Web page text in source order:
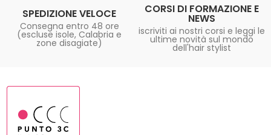
SPEDIZIONE VELOCE
Consegna entro 48 ore
(escluse isole, Calabria e
zone disagiate)
CORSI DI FORMAZIONE E
NEWS
iscriviti ai nostri corsi e leggi le
ultime novità sul mondo
dell'hair stylist